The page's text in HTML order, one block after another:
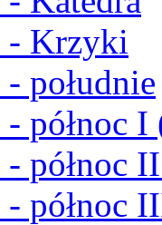
- Krzyki
południe
- północ
- północ
- północ